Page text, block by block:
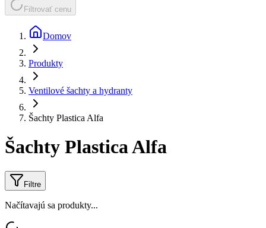
Filtrovať cenu
Domov
Produkty
Ventilové šachty a hydranty
Šachty Plastica Alfa
Šachty Plastica Alfa
Filtre
Načítavajú sa produkty...